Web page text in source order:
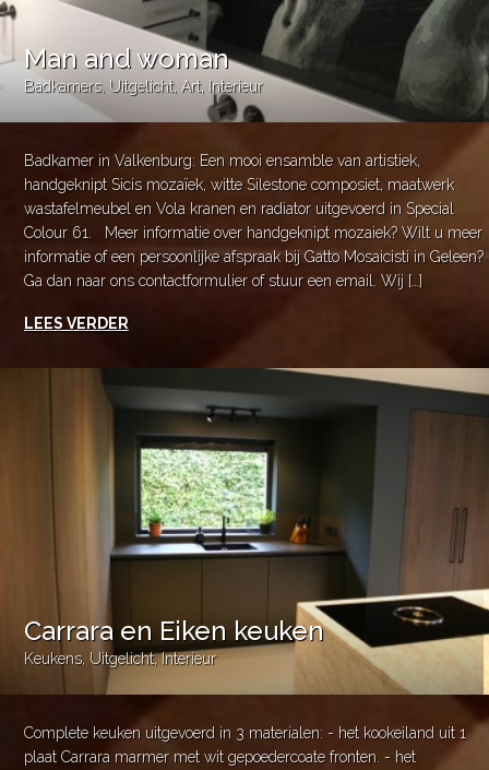
Man and woman
Badkamers, Uitgelicht, Art, Interieur
Badkamer in Valkenburg: Een mooi ensamble van artistiek,
handgeknipt Sicis mozaïek, witte Silestone composiet, maatwerk
wastafelmeubel en Vola kranen en radiator uitgevoerd in Special
Colour 61. Meer informatie over handgeknipt mozaiek? Wilt u meer
informatie of een persoonlijke afspraak bij Gatto Mosaicisti in Geleen?
Ga dan naar ons contactformulier of stuur een email. Wij […]
LEES VERDER
Carrara en Eiken keuken
Keukens, Uitgelicht,Interieur
Complete keuken uitgevoerd in 3 materialen: - het kookeiland uit 1
plaat Carrara marmer met wit gepoedercoate fronten. - het